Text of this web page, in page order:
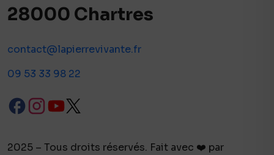
28000 Chartres
contact@lapierrevivante.fr
09 53 33 98 22
2025 – Tous droits réservés. Fait avec ❤️ par